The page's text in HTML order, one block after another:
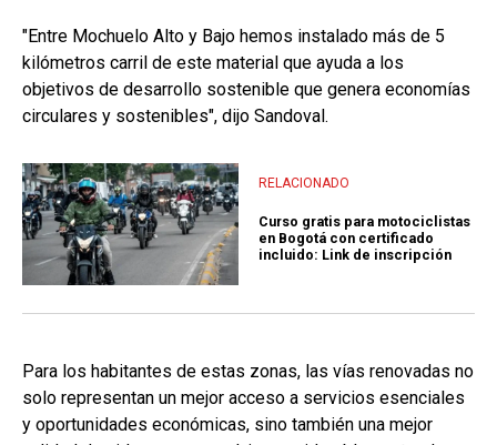
"Entre Mochuelo Alto y Bajo hemos instalado más de 5
kilómetros carril de este material que ayuda a los
objetivos de desarrollo sostenible que genera economías
circulares y sostenibles", dijo Sandoval.
RELACIONADO
Curso gratis para motociclistas
en Bogotá con certificado
incluido: Link de inscripción
Para los habitantes de estas zonas, las vías renovadas no
solo representan un mejor acceso a servicios esenciales
y oportunidades económicas, sino también una mejor